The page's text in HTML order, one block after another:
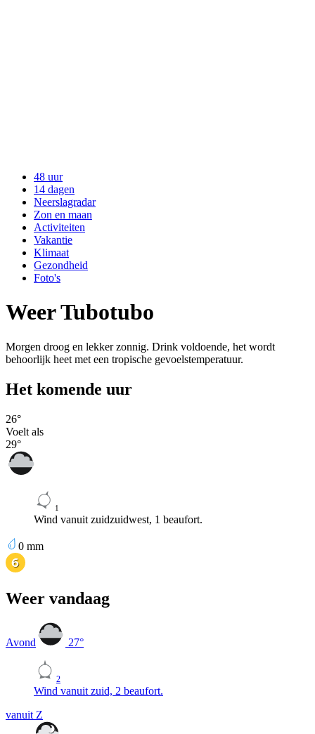
48 uur
14 dagen
Neerslagradar
Zon en maan
Activiteiten
Vakantie
Klimaat
Gezondheid
Foto's
Weer Tubotubo
Morgen droog en lekker zonnig. Drink voldoende, het wordt
behoorlijk heet met een tropische gevoelstemperatuur.
Het komende uur
26°
Voelt als
29°
1
Wind vanuit zuidzuidwest, 1 beaufort.
0 mm
Weer vandaag
Avond 27°
2
Wind vanuit zuid, 2 beaufort.
vanuit Z